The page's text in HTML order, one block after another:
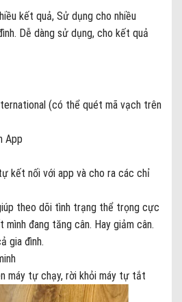
kết quả, Sử dụng cho nhiều
Dễ dàng sử dụng, cho kết quả
(có thể quét mã vạch trên
App
kết nối với app và cho ra các chỉ
theo dõi tình trạng thể trọng cực
mình đang tăng cân. Hay giảm cân.
gia đình.
máy tự chạy, rời khỏi máy tự tắt